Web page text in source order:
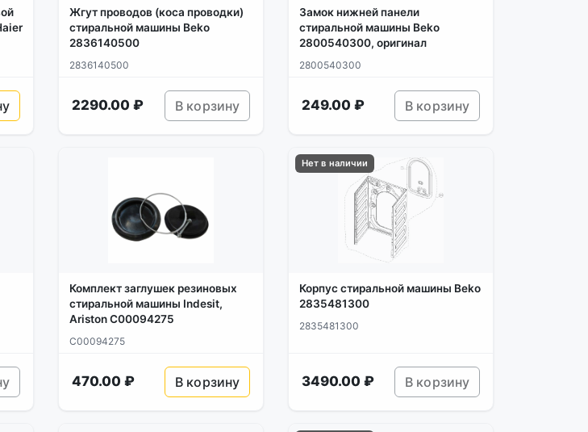
Жгут проводов (коса проводки)
стиральной машины Beko
2836140500
2836140500
2290.00 ₽ В корзину
Замок нижней панели
стиральной машины Beko
2800540300, оригинал
2800540300
249.00 ₽ В корзину
Комплект заглушек резиновых
стиральной машины Indesit,
Ariston C00094275
C00094275
470.00 ₽ В корзину
Нет в наличии
Корпус стиральной машины Beko
2835481300
2835481300
3490.00 ₽ В корзину